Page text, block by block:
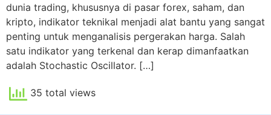
dunia trading, khususnya di pasar forex, saham, dan
kripto, indikator teknikal menjadi alat bantu yang sangat
penting untuk menganalisis pergerakan harga. Salah
satu indikator yang terkenal dan kerap dimanfaatkan
adalah Stochastic Oscillator. […]
35 total views